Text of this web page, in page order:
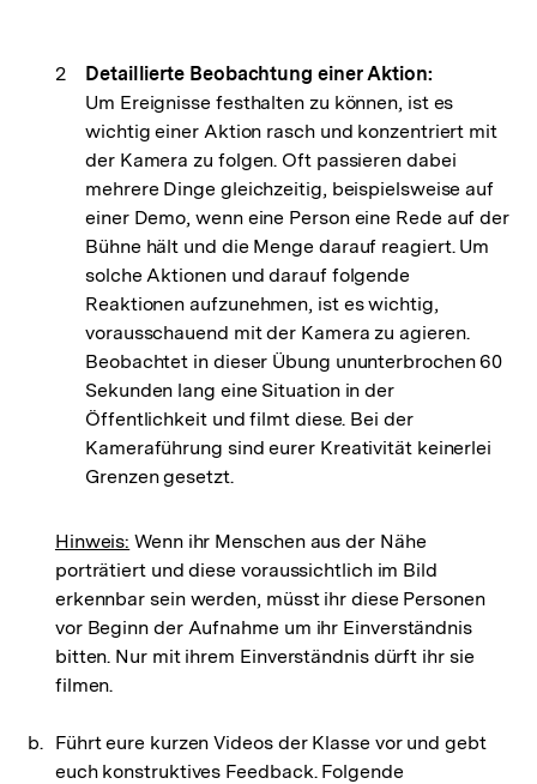
Detaillierte Beobachtung einer Aktion:
Um Ereignisse festhalten zu können, ist es
wichtig einer Aktion rasch und konzentriert mit
der Kamera zu folgen. Oft passieren dabei
mehrere Dinge gleichzeitig, beispielsweise auf
einer Demo, wenn eine Person eine Rede auf der
Bühne hält und die Menge darauf reagiert. Um
solche Aktionen und darauf folgende
Reaktionen aufzunehmen, ist es wichtig,
vorausschauend mit der Kamera zu agieren.
Beobachtet in dieser Übung ununterbrochen 60
Sekunden lang eine Situation in der
Öffentlichkeit und filmt diese. Bei der
Kameraführung sind eurer Kreativität keinerlei
Grenzen gesetzt.
Hinweis: Wenn ihr Menschen aus der Nähe
porträtiert und diese voraussichtlich im Bild
erkennbar sein werden, müsst ihr diese Personen
vor Beginn der Aufnahme um ihr Einverständnis
bitten. Nur mit ihrem Einverständnis dürft ihr sie
filmen.
Führt eure kurzen Videos der Klasse vor und gebt
euch konstruktives Feedback. Folgende